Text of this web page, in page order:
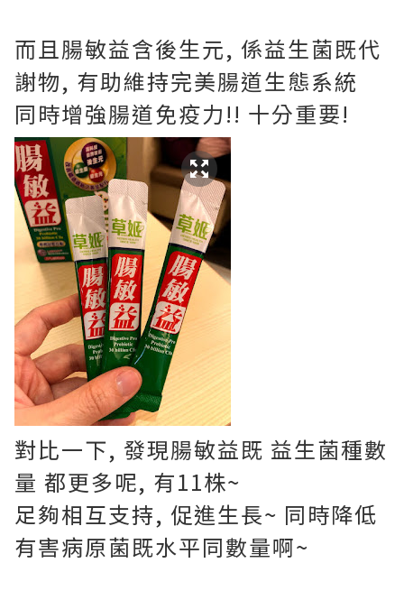
而且腸敏益含後生元, 係益生菌既代
謝物, 有助維持完美腸道生態系統
同時增強腸道免疫力!! 十分重要!
對比一下, 發現腸敏益既 益生菌種數
量 都更多呢, 有11株~
足夠相互支持, 促進生長~ 同時降低
有害病原菌既水平同數量啊~